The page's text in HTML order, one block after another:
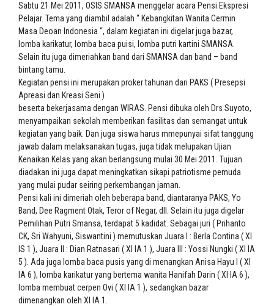
Sabtu 21 Mei 2011, OSIS SMANSA menggelar acara Pensi Ekspresi
Pelajar. Tema yang diambil adalah “ Kebangkitan Wanita Cermin
Masa Deoan Indonesia “, dalam kegiatan ini digelar juga bazar,
lomba karikatur, lomba baca puisi, lomba putri kartini SMANSA.
Selain itu juga dimeriahkan band dari SMANSA dan band – band
bintang tamu.
Kegiatan pensi ini merupakan proker tahunan dari PAKS ( Presepsi
Apreasi dan Kreasi Seni )
beserta bekerjasama dengan WIRAS. Pensi dibuka oleh Drs Suyoto,
menyampaikan sekolah memberikan fasilitas dan semangat untuk
kegiatan yang baik. Dan juga siswa harus mmepunyai sifat tanggung
jawab dalam melaksanakan tugas, juga tidak melupakan Ujian
Kenaikan Kelas yang akan berlangsung mulai 30 Mei 2011. Tujuan
diadakan ini juga dapat meningkatkan sikapi patriotisme pemuda
yang mulai pudar seiring perkembangan jaman.
Pensi kali ini dimeriah oleh beberapa band, diantaranya PAKS, Yo
Band, Dee Ragment Otak, Teror of Negar, dll. Selain itu juga digelar
Pemilihan Putri Smansa, terdapat 5 kadidat. Sebagai juri ( Prihanto
CK, Sri Wahyuni, Siswantini ) memutuskan Juara I : Berla Contina ( XI
IS 1 ), Juara II : Dian Ratnasari ( XI IA 1 ), Juara III : Yossi Nungki ( XI IA
5 ). Ada juga lomba baca pusis yang di menangkan Anisa Hayu I ( XI
IA 6 ), lomba karikatur yang bertema wanita Hanifah Darin ( XI IA 6 ),
lomba membuat cerpen Ovi ( XI IA 1 ), sedangkan bazar
dimenangkan oleh XI IA 1.